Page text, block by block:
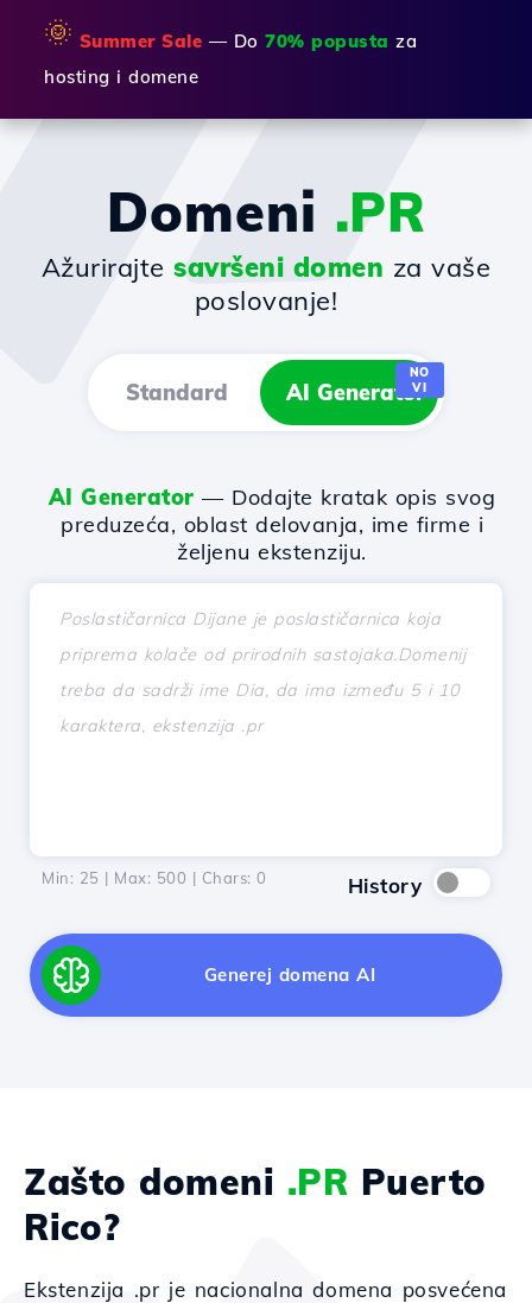
🌞 Summer Sale — Do 70% popusta za
hosting i domene
Domeni .PR
Ažurirajtesavršeni domen za vaše
poslovanje!
Standard AI Generator
NO
VI
AI Generator — Dodajte kratak opis svog
preduzeća, oblast delovanja, ime firme i
željenu ekstenziju.
Min: 25 | Max: 500 | Chars: 0 History
Generej domena AI
Zašto domeni .PR Puerto
Rico?
Ekstenzija .pr je nacionalna domena posvećena